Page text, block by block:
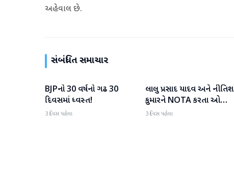
અહેવાલ છે.
સંબંધિત સમાચાર
રાષ્ટ્રીય
BJPનો 30 વર્ષનો ગઢ 30
દિવસમાં ધ્વસ્ત!
3 દિવસ પહેલા
રાષ્ટ્રીય
લાલુ પ્રસાદ યાદવ અને નીતિશ
કુમારને NOTA કરતા ઓછા
મત મળ્યા
3 દિવસ પહેલા